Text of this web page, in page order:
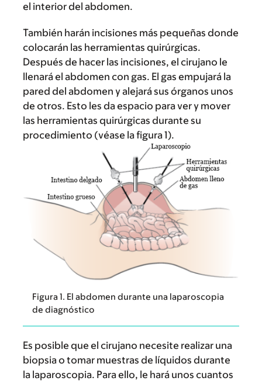
el interior del abdomen.
También harán incisiones más pequeñas donde
colocarán las herramientas quirúrgicas.
Después de hacer las incisiones, el cirujano le
llenará el abdomen con gas. El gas empujará la
pared del abdomen y alejará sus órganos unos
de otros. Esto les da espacio para ver y mover
las herramientas quirúrgicas durante su
procedimiento (véase la figura 1).
Figura 1. El abdomen durante una laparoscopia
de diagnóstico
Es posible que el cirujano necesite realizar una
biopsia o tomar muestras de líquidos durante
la laparoscopia. Para ello, le hará unos cuantos